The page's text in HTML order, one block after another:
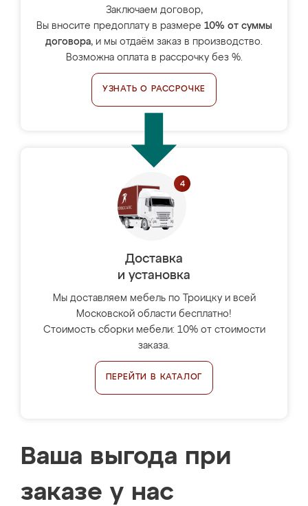
Заключаем договор,
Вы вносите предоплату в размере 10% от суммы
договора, и мы отдаём заказ в производство.
Возможна оплата в рассрочку без %.
УЗНАТЬ О РАССРОЧКЕ
Доставка
и установка
Мы доставляем мебель по Троицку и всей
Московской области бесплатно!
Стоимость сборки мебели: 10% от стоимости
заказа.
ПЕРЕЙТИ В КАТАЛОГ
Ваша выгода при
заказе у нас